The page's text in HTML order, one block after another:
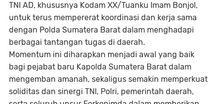
TNI AD, khususnya Kodam XX/Tuanku Imam Bonjol,
untuk terus mempererat koordinasi dan kerja sama
dengan Polda Sumatera Barat dalam menghadapi
berbagai tantangan tugas di daerah.
Momentum ini diharapkan menjadi awal yang baik
bagi pejabat baru Kapolda Sumatera Barat dalam
mengemban amanah, sekaligus semakin memperkuat
soliditas dan sinergi TNI, Polri, pemerintah daerah,